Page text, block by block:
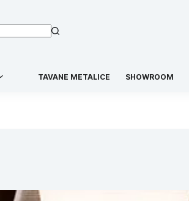
TAVANE METALICE SHOWROOM